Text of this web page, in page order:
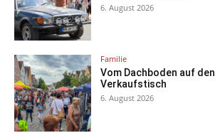
6. August 2026
Familie
Vom Dachboden auf den
Verkaufstisch
6. August 2026